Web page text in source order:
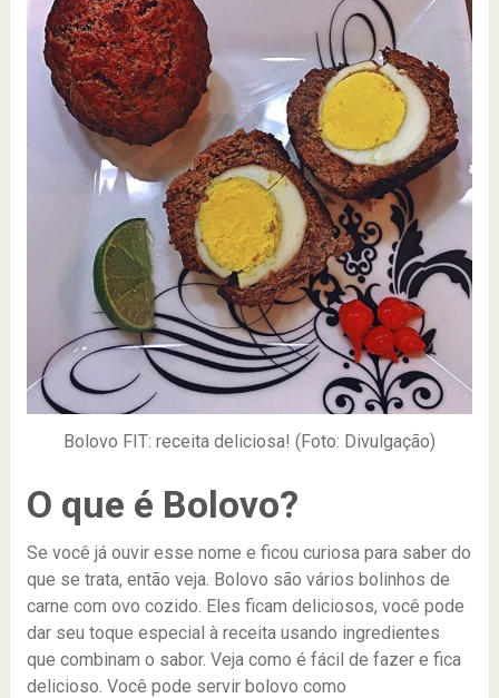
Bolovo FIT: receita deliciosa! (Foto: Divulgação)
O que é Bolovo?
Se você já ouvir esse nome e ficou curiosa para saber do
que se trata, então veja. Bolovo são vários bolinhos de
carne com ovo cozido. Eles ficam deliciosos, você pode
dar seu toque especial à receita usando ingredientes
que combinam o sabor. Veja como é fácil de fazer e fica
delicioso. Você pode servir bolovo como